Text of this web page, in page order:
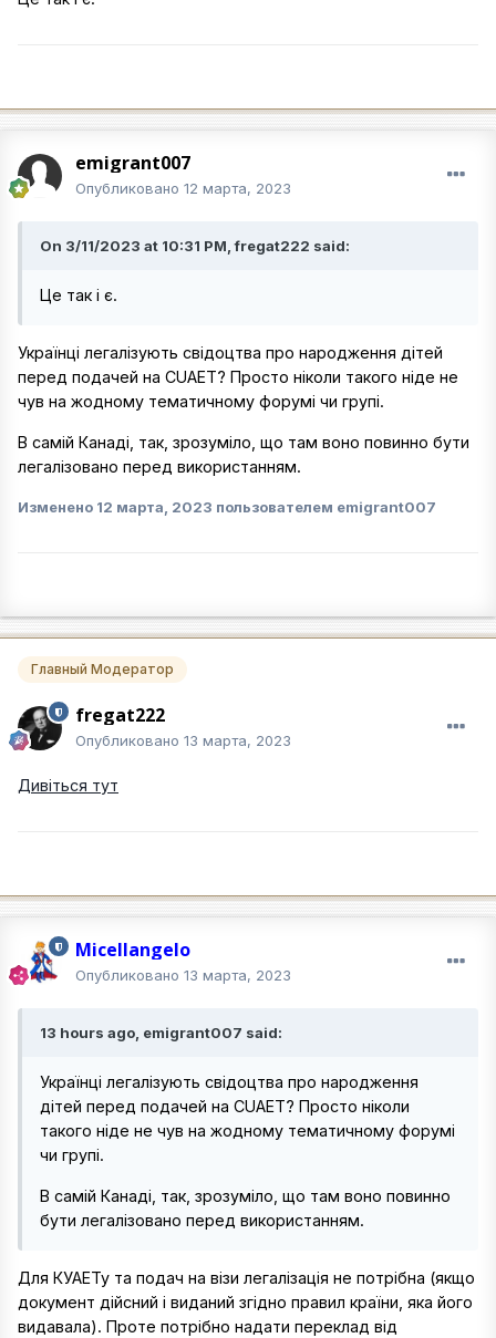
emigrant007
Опубликовано 12 марта, 2023
On 3/11/2023 at 10:31 PM, fregat222 said:
Це так і є.
Українці легалізують свідоцтва про народження дітей
перед подачей на CUAET? Просто ніколи такого ніде не
чув на жодному тематичному форумі чи групі.
В самій Канаді, так, зрозуміло, що там воно повинно бути
легалізовано перед використанням.
Изменено 12 марта, 2023 пользователем emigrant007
Главный Модератор
fregat222
Опубликовано 13 марта, 2023
Дивіться тут
Micellangelo
Опубликовано 13 марта, 2023
13 hours ago, emigrant007 said:
Українці легалізують свідоцтва про народження
дітей перед подачей на CUAET? Просто ніколи
такого ніде не чув на жодному тематичному форумі
чи групі.
В самій Канаді, так, зрозуміло, що там воно повинно
бути легалізовано перед використанням.
Для КУАЕТу та подач на візи легалізація не потрібна (якщо
документ дійсний і виданий згідно правил країни, яка його
видавала). Проте потрібно надати переклад від